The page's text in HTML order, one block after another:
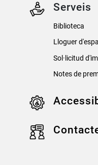
Serveis
Biblioteca
Lloguer
Sol·licitud
Notes de